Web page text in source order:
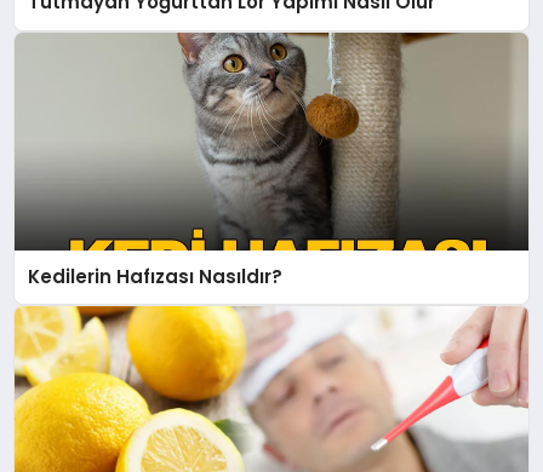
Kedilerin Hafızası Nasıldır?